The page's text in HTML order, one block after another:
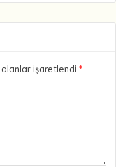
alanlar işaretlendi *